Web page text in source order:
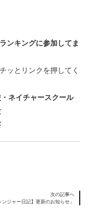
ンキングに参加してま
ッとリンクを押してく
ネイチャースクール
次の記事へ
ンジャー日記】更新のお知らせ」